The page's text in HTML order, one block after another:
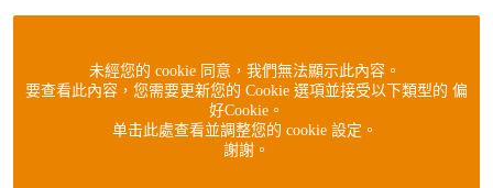
未經您的 cookie 同意，我們無法顯示此內容。
要查看此內容，您需要更新您的 Cookie 選項並接受以下類型的 偏
好Cookie。
单击此處查看並調整您的 cookie 設定。
謝謝。